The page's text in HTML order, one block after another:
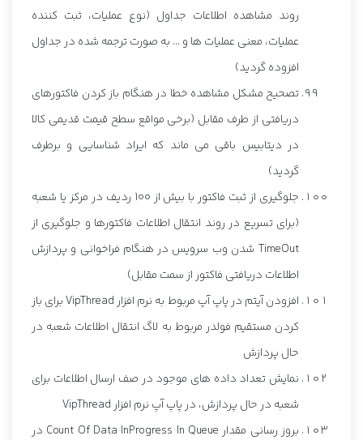
روند مشاهده اطلاعات جداول (نوع عملیات، ثبت کننده
عملیات، معنی عملیات ها و ... به صورت ترجمه شده در جداول
افزوده گردید)
تصحیح مشکل مشاهده خطا در هنگام باز کردن فاکتورهای
دریافتی از طرف مقابل (برخی مواقع سطح قیمت قدیمی کالا
در دیتابیس باقی می ماند که ایراد شناسایی و برطرف
گردید)
جلوگیری از ثبت فاکتور با بیش از 100 ردیف در مرکز یا شعبه
(برای تسریع در روند انتقال اطلاعات فاکتورها و جلوگیری از
TimeOut شدن وب سرویس در هنگام فراخوانی و پردازش
اطلاعات دریافتی فاکتور از سمت مقابل)
افزودن آیتم در پاپ آپ مربوط به نرم افزار VipThread برای باز
کردن مستقیم فولدر مربوط به لاگ انتقال اطلاعات شعبه در
حال پردازش
نمایش تعداد داده های موجود در صف ارسال اطلاعات برای
شعبه در حال پردازش، در پاپ آپ نرم افزار VipThread
بروز رسانی مقدار Count Of Data InProgress In Queue در